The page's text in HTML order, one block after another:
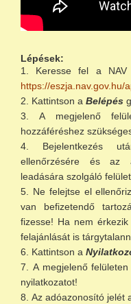
Lépések:
Keresse fel a NAV
https://eszja.nav.gov.hu/
Kattintson a Belépés
A megjelenő
hozzáféréshez
Bejelentkezés
ellenőrzésére és az
leadására szolgáló
Ne felejtse el
van befizetendő
fizesse! Ha nem
felajánlását is
Kattintson a
A megjelenő
nyilatkozatot!
Az adóazonosító jelét